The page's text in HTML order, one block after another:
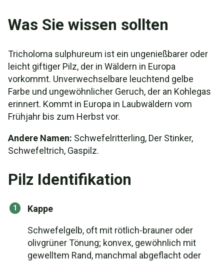
Was Sie wissen sollten
Tricholoma sulphureum ist ein ungenießbarer oder
leicht giftiger Pilz, der in Wäldern in Europa
vorkommt. Unverwechselbare leuchtend gelbe
Farbe und ungewöhnlicher Geruch, der an Kohlegas
erinnert. Kommt in Europa in Laubwäldern vom
Frühjahr bis zum Herbst vor.
Andere Namen: Schwefelritterling, Der Stinker,
Schwefeltrich, Gaspilz.
Pilz Identifikation
Kappe
Schwefelgelb, oft mit rötlich-brauner oder
olivgrüner Tönung; konvex, gewöhnlich mit
gewelltem Rand, manchmal abgeflacht oder